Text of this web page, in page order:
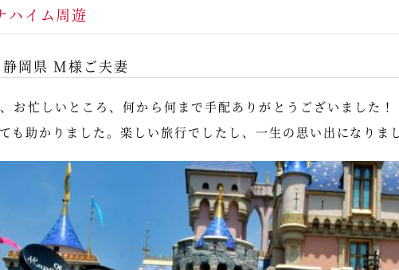
ハイム周遊
静岡県 M様ご夫妻
お忙しいところ、何から何まで手配ありがとうございました
も助かりました。楽しい旅行でしたし、一生の思い出になりま